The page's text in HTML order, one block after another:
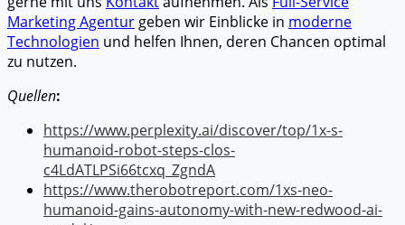
Marketing Agentur geben wir Einblicke in moderne
Technologien und helfen Ihnen, deren Chancen optimal
zu nutzen.
Quellen:
https://www.perplexity.ai/discover/top/1x-s-
humanoid-robot-steps-clos-
c4LdATLPSi66tcxq_ZgndA
https://www.therobotreport.com/1xs-neo-
humanoid-gains-autonomy-with-new-redwood-ai-